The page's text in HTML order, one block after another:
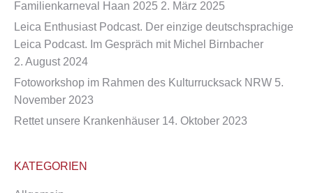
Familienkarneval Haan 2025 2. März 2025
Leica Enthusiast Podcast. Der einzige deutschsprachige
Leica Podcast. Im Gespräch mit Michel Birnbacher
2. August 2024
Fotoworkshop im Rahmen des Kulturrucksack NRW 5.
November 2023
Rettet unsere Krankenhäuser 14. Oktober 2023
KATEGORIEN